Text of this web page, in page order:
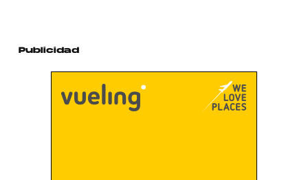
Publicidad